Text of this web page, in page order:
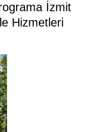
İzmit
Hizmetleri